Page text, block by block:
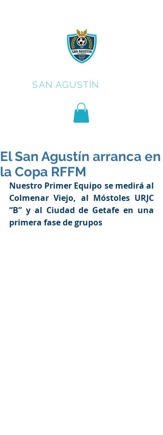
SAN AGUSTÍN
El San Agustín arranca en
la Copa RFFM
Nuestro Primer Equipo se medirá al
Colmenar Viejo, al Móstoles URJC
“B” y al Ciudad de Getafe en una
primera fase de grupos